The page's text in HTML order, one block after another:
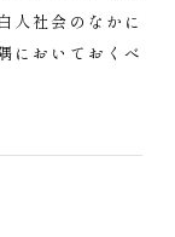
人社会のなかに
においておくべ